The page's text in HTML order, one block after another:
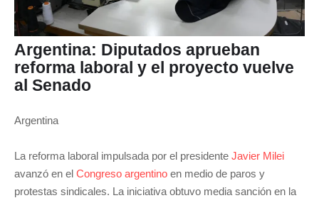
Argentina: Diputados aprueban
reforma laboral y el proyecto vuelve
al Senado
Argentina
La reforma laboral impulsada por el presidente Javier Milei
avanzó en el Congreso argentino en medio de paros y
protestas sindicales. La iniciativa obtuvo media sanción en la